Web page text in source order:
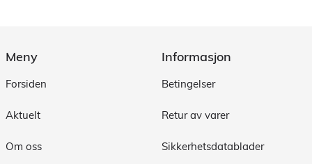
Meny
Forsiden
Aktuelt
Om oss
Informasjon
Betingelser
Retur av varer
Sikkerhetsdatablader